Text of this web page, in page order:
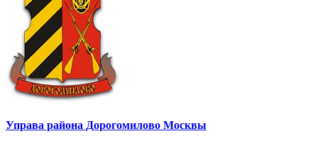
Управа района Дорогомилово Москвы